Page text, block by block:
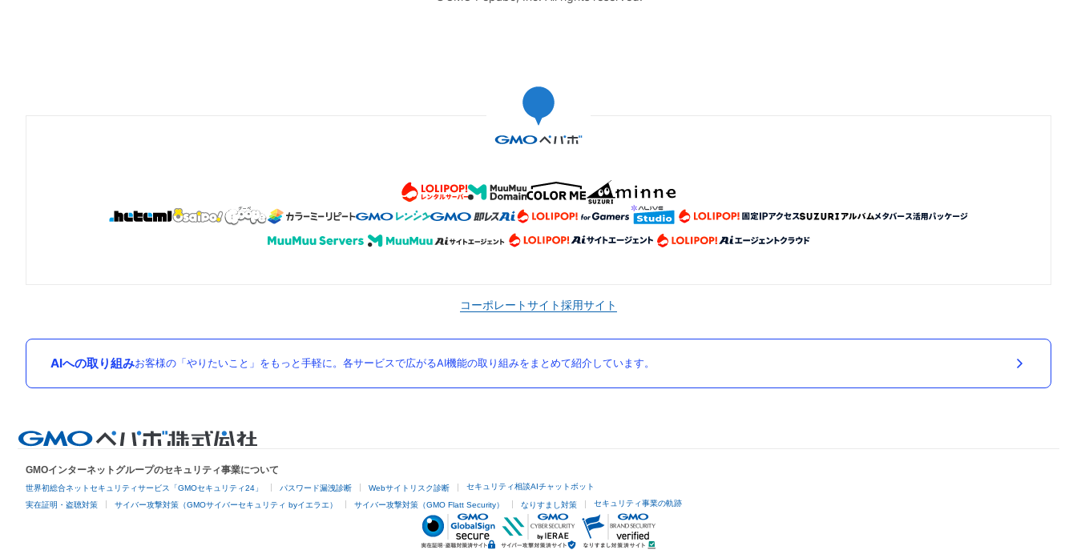
コーポレートサイト採用サイト
AIへの取り組みお客様の「やりたいこと」をもっと手軽に。各サービスで広がるAI機能の取り組みをまとめて紹介しています。
GMOインターネットグループのセキュリティ事業について
世界初総合ネットセキュリティサービス「GMOセキュリティ24」 パスワード漏洩診断 Webサイトリスク診断 セキュリティ相談AIチャットボット
実在証明・盗聴対策 サイバー攻撃対策（GMOサイバーセキュリティ byイエラエ） サイバー攻撃対策（GMO Flatt Security） なりすまし対策 セキュリティ事業の軌跡